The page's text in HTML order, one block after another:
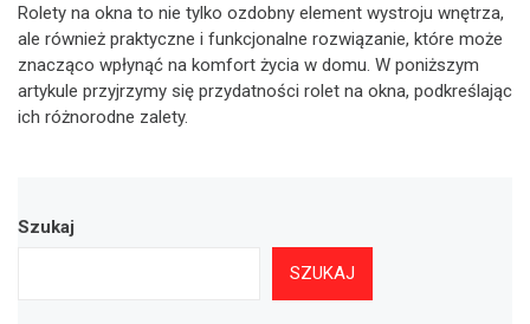
Rolety na okna to nie tylko ozdobny element wystroju wnętrza,
ale również praktyczne i funkcjonalne rozwiązanie, które może
znacząco wpłynąć na komfort życia w domu. W poniższym
artykule przyjrzymy się przydatności rolet na okna, podkreślając
ich różnorodne zalety.
Szukaj
SZUKAJ